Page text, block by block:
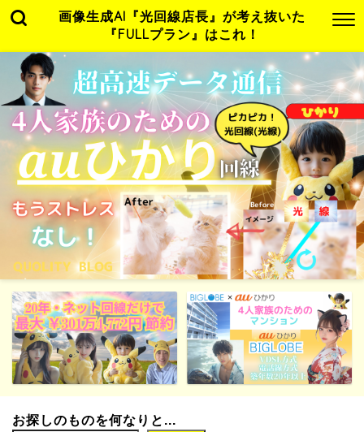
画像生成AI『光回線店長』が考え抜いた
『FULLプラン』はこれ！
お探しのものを何なりと...